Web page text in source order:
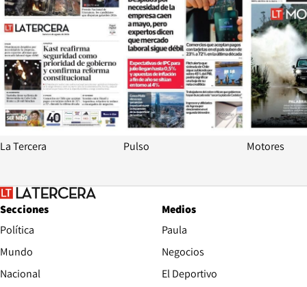
La Tercera Pulso Motores
Secciones
Política
Mundo
Nacional
Medios
Paula
Negocios
El Deportivo